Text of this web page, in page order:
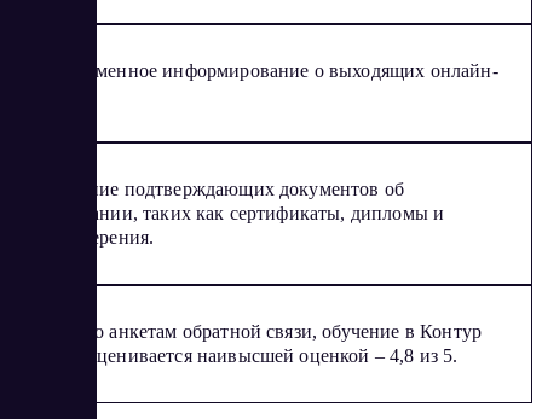
Своевременное информирование о выходящих онлайн-
Получение подтверждающих документов об
образовании, таких как сертификаты, дипломы и
удостоверения.
Согласно анкетам обратной связи, обучение в Контур
Школе оценивается наивысшей оценкой – 4,8 из 5.